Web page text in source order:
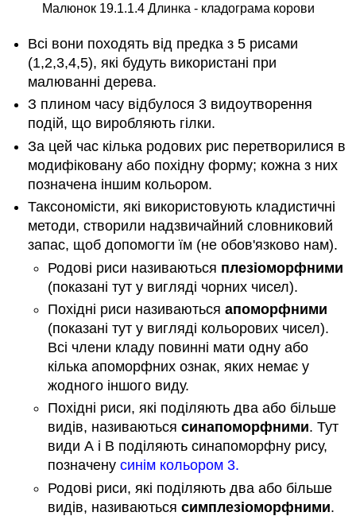
Малюнок 19.1.1.4 Длинка - кладограма корови
Всі вони походять від предка з 5 рисами
(1,2,3,4,5), які будуть використані при
малюванні дерева.
З плином часу відбулося 3 видоутворення
подій, що виробляють гілки.
За цей час кілька родових рис перетворилися в
модифіковану або похідну форму; кожна з них
позначена іншим кольором.
Таксономісти, які використовують кладистичні
методи, створили надзвичайний словниковий
запас, щоб допомогти їм (не обов'язково нам).
Родові риси називаються плезіоморфними
(показані тут у вигляді чорних чисел).
Похідні риси називаються апоморфними
(показані тут у вигляді кольорових чисел).
Всі члени кладу повинні мати одну або
кілька апоморфних ознак, яких немає у
жодного іншого виду.
Похідні риси, які поділяють два або більше
видів, називаються синапоморфними. Тут
види А і В поділяють синапоморфну рису,
позначену синім кольором 3.
Родові риси, які поділяють два або більше
видів, називаються симплезіоморфними.